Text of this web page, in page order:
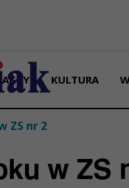
FAKTY KULTURA
ZS nr 2
w ZS